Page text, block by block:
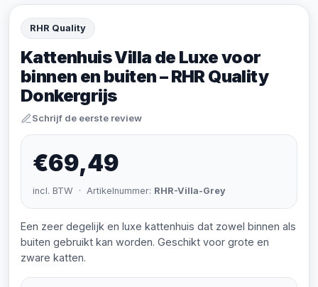
RHR Quality
Kattenhuis Villa de Luxe voor
binnen en buiten – RHR Quality
Donkergrijs
Schrijf de eerste review
€69,49
incl. BTW · Artikelnummer: RHR-Villa-Grey
Een zeer degelijk en luxe kattenhuis dat zowel binnen als
buiten gebruikt kan worden. Geschikt voor grote en
zware katten.